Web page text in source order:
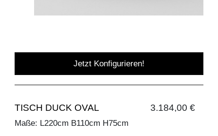
Jetzt Konfigurieren!
TISCH DUCK OVAL 3.184,00 €
Maße: L220cm B110cm H75cm